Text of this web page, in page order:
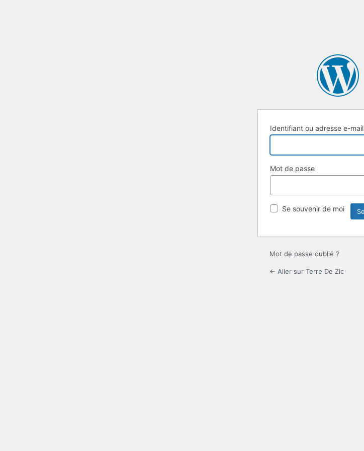
Identifiant ou adresse e-mail
Mot de passe
Se souvenir de moi
Mot de passe oublié ?
← Aller sur Terre De Zic